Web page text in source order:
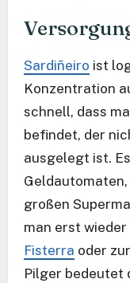
Sardiñeiro ist
Konzentration
schnell, dass
befindet, der
ausgelegt ist.
großen
man erst
Fisterra oder
Pilger bedeutet